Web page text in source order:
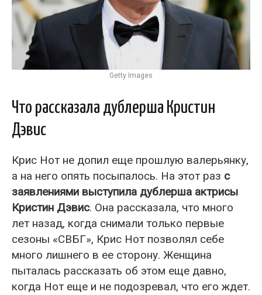
Getty Images
Что рассказала дублерша Кристин
Дэвис
Крис Нот не допил еще прошлую валерьянку,
а на него опять посыпалось. На этот раз с
заявлениями выступила дублерша актрисы
Кристин Дэвис. Она рассказала, что много
лет назад, когда снимали только первые
сезоны «СВБГ», Крис Нот позволял себе
много лишнего в ее сторону. Женщина
пыталась рассказать об этом еще давно,
когда Нот еще и не подозревал, что его ждет.